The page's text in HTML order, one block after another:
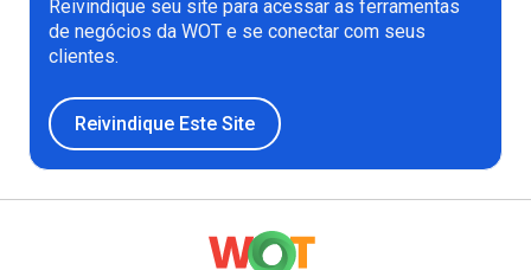
Reivindique seu site para acessar as ferramentas
de negócios da WOT e se conectar com seus
clientes.
Reivindique Este Site